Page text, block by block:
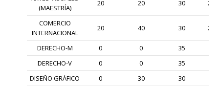
(MAESTRÍA)
20 20 30 20
COMERCIO
INTERNACIONAL
20 40 30 20
DERECHO-M 0 0 35
DERECHO-V
0 0 35
DISEÑO GRÁFICO
0 30 30